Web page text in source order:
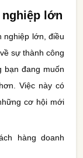
nghiệp lớn
nghiệp lớn, điều
sự thành công
bạn đang muốn
Việc này có
cơ hội mới
hàng doanh